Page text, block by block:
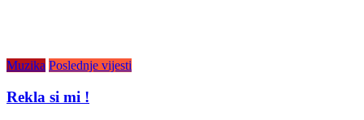
Muzika Poslednje vijesti
Rekla si mi !